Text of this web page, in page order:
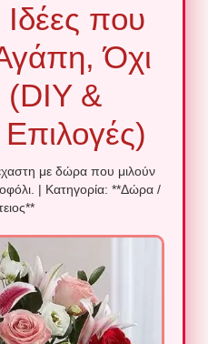
που
Όχι
&
με δώρα που μιλούν
| Κατηγορία: **Δώρα /